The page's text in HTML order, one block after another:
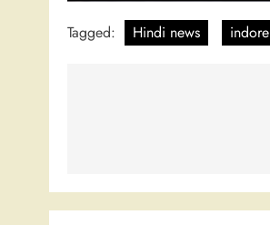
Tagged: Hindi news indore